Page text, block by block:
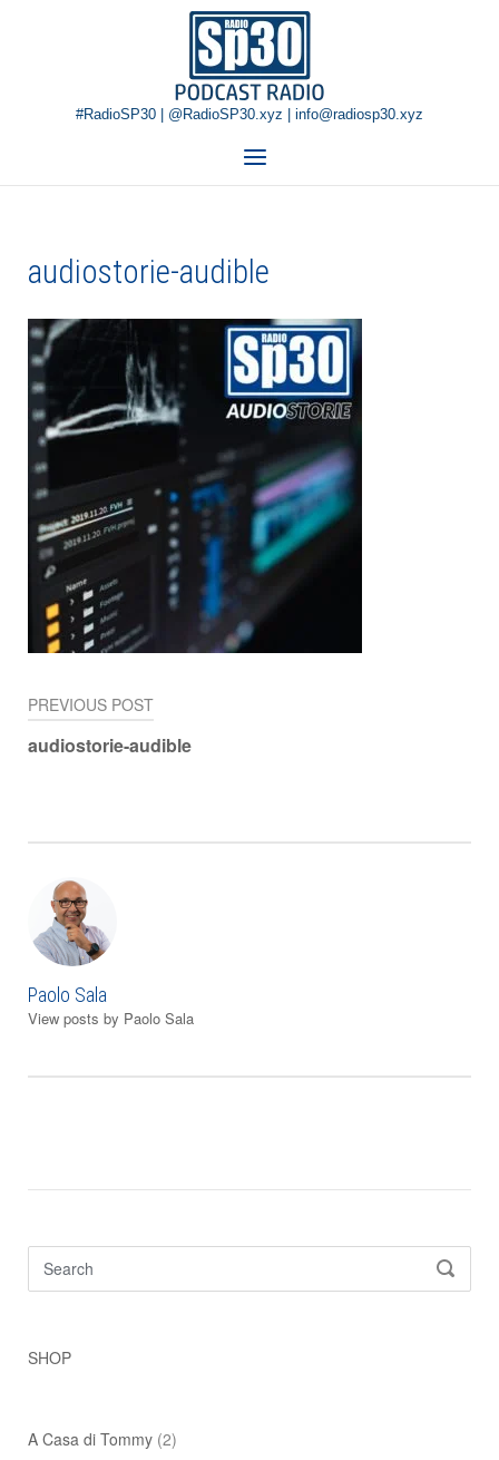
Home
#RadioSP30 | @RadioSP30.xyz | info@radiosp30.xyz
Menu
audiostorie-audible
Navigazione
PREVIOUS POST
audiostorie-audible
Paolo Sala
View posts by Paolo Sala
Search
SHOP
A Casa di Tommy (2)